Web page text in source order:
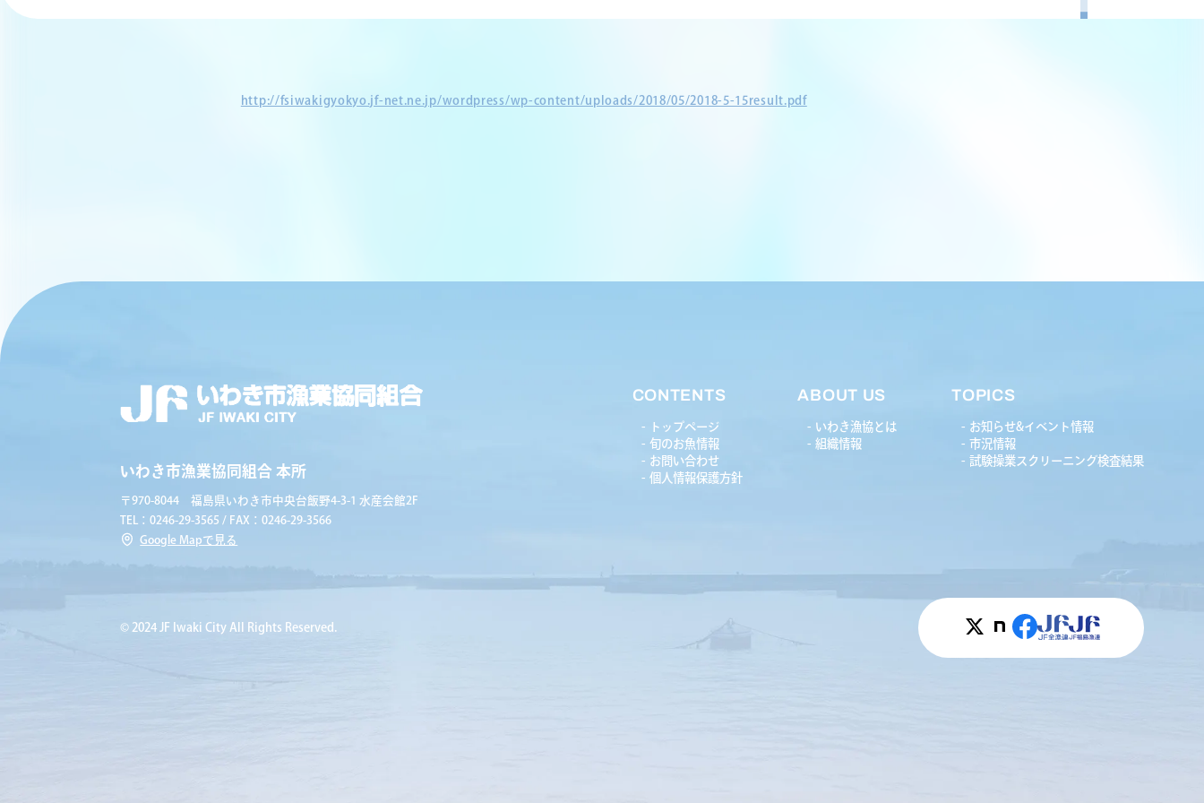
http://fsiwakigyokyo.jf-net.ne.jp/wordpress/wp-content/uploads/2018/05/2018-5-15result.pdf
いわき市漁業協同組合 本所
〒970-8044 福島県いわき市中央台飯野4-3-1 水産会館2F
TEL：0246-29-3565 / FAX：0246-29-3566
Google Mapで見る
CONTENTS
トップページ
旬のお魚情報
お問い合わせ
個人情報保護方針
ABOUT US
いわき漁協とは
組織情報
TOPICS
お知らせ&イベント情報
市況情報
試験操業スクリーニング検査結果
© 2024 JF Iwaki City All Rights Reserved.